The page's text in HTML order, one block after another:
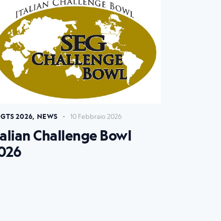
2026, NEWS 10 Febbraio 2026
Challenge Bowl